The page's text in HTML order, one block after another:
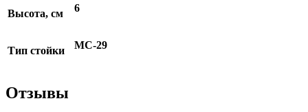
Высота, см 6
Тип стойки МС-29
Отзывы